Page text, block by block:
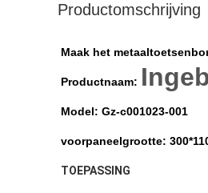
Productomschrijving
Maak het
Productnaam:
Model: Gz-c001023-001
voorpaneelgrootte:
TOEPASSING